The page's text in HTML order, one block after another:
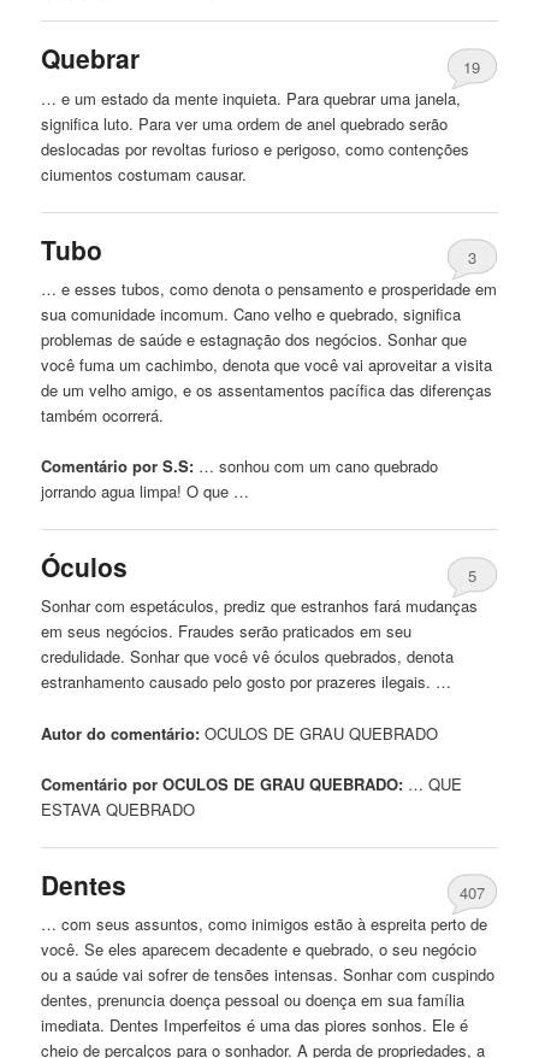
Quebrar
19
… e um estado da mente inquieta. Para quebrar uma janela,
significa luto. Para ver uma ordem de anelquebrado serão
deslocadas por revoltas furioso e perigoso, como contenções
ciumentos costumam causar.
Tubo
3
… e esses tubos, como denota o pensamento e prosperidade em
sua comunidade incomum. Cano velho equebrado, significa
problemas de saúde e estagnação dos negócios. Sonhar que
você fuma um cachimbo, denota que você vai aproveitar a visita
de um velho amigo, e os assentamentos pacífica das diferenças
também ocorrerá.
Comentário por S.S: … sonhou com um canoquebrado
jorrando agua limpa! O que …
Óculos
5
Sonhar com espetáculos, prediz que estranhos fará mudanças
em seus negócios. Fraudes serão praticados em seu
credulidade. Sonhar que você vê óculos quebrados, denota
estranhamento causado pelo gosto por prazeres ilegais. …
Autor do comentário: OCULOS DE GRAUQUEBRADO
Comentário por OCULOS DE GRAU QUEBRADO: … QUE
ESTAVAQUEBRADO
Dentes
407
… com seus assuntos, como inimigos estão à espreita perto de
você. Se eles aparecem decadente equebrado, o seu negócio
ou a saúde vai sofrer de tensões intensas. Sonhar com cuspindo
dentes, prenuncia doença pessoal ou doença em sua família
imediata. Dentes Imperfeitos é uma das piores sonhos. Ele é
cheio de percalços para o sonhador. A perda de propriedades, a